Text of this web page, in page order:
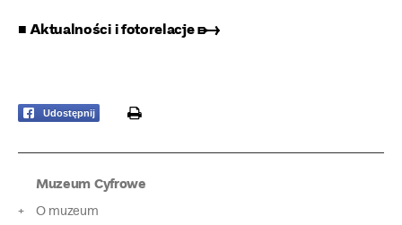
■ Aktualności i fotorelacje ➸
Udostępnij print
Muzeum Cyfrowe
O muzeum